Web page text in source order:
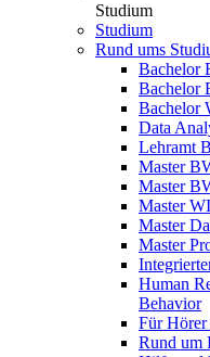
Studium
Studium
Rund ums
Bachelor
Bachelor
Bachelor
Data
Lehramt
Master
Master
Master WI
Master
Master
Human
Behavior
Für Hörer
Rund um